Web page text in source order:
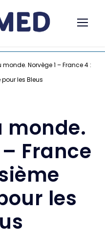
Norvège 1 – France 4 :
les Bleus
monde.
France
les